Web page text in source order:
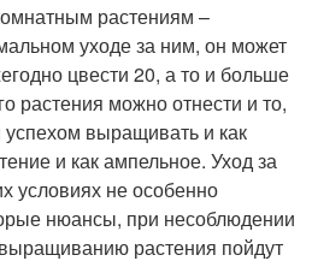
растениям –
уходе за ним, он может
цвести 20, а то и больше
растения можно отнести и то,
выращивать и как
и как ампельное. Уход за
условиях не особенно
нюансы, при несоблюдении
растения пойдут